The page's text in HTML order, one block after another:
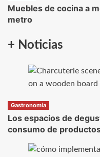
Muebles de cocina a
metro
+ Noticias
Gastronomía
Los espacios de
consumo de